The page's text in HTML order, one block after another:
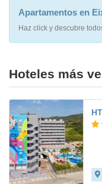
Apartamentos en
Haz click y descubre
Hoteles más